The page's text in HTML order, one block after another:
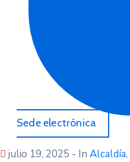
Sede electrónica
julio 19, 2025 - In Alcaldía‚